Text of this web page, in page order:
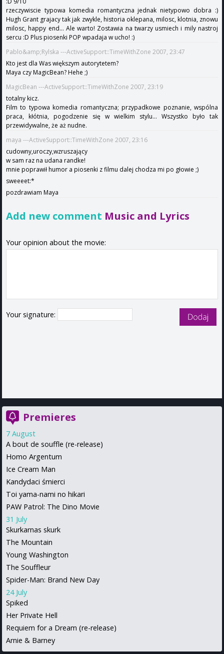
rzeczywiscie typowa komedia romantyczna jednak nietypowo dobra :)
Hugh Grant grajacy tak jak zwykle, historia oklepana, milosc, klotnia, znowu
milosc, happy end... Ale warto! Zostawia na twarzy usmiech i mily nastroj
sercu :D Plus piosenki POP wpadaja w ucho! :)
Pablo&amp;Rylska ---ActiveSupport::TimeWithZone 2007, 23:47
Kto jest dla Was większym autorytetem?
Maya czy MagicBean? Hehe ;)
MagicBean ---ActiveSupport::TimeWithZone 2007, 23:19
totalny kicz.
Film to typowa komedia romantyczna; przypadkowe poznanie, wspólna
praca, kłótnia, pogodzenie się w wielkim stylu... Wszystko było tak
przewidywalne, że aż nudne.
maya ---ActiveSupport::TimeWithZone 2007, 23:16
cudowny,uroczy,wzruszający
w sam raz na udana randke!
mnie poprawił humor a piosenki z filmu dalej chodza mi po głowie ;)
sweeeet:*
pozdrawiam Maya
Add new comment Music and Lyrics
Your opinion about the movie:
Your signature:
Premieres
7 August
A bout de souffle (re-release)
Homo Argentum
Ice Cream Man
Kandydaci śmierci
Toi yama-nami no hikari
PAW Patrol: The Dino Movie
31 July
Skurkarnas skurk
The Mountain
Young Washington
The Souffleur
Spider-Man: Brand New Day
24 July
Spiked
Her Private Hell
Requiem for a Dream (re-release)
Arnie & Barney